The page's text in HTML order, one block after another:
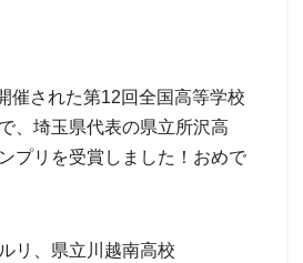
催された第12回全国高等学校
、埼玉県代表の県立所沢高
プリを受賞しました！おめで
リ、県立川越南高校